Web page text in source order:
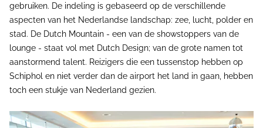
gebruiken. De indeling is gebaseerd op de verschillende
aspecten van het Nederlandse landschap: zee, lucht, polder en
stad. De Dutch Mountain - een van de showstoppers van de
lounge - staat vol met Dutch Design; van de grote namen tot
aanstormend talent. Reizigers die een tussenstop hebben op
Schiphol en niet verder dan de airport het land in gaan, hebben
toch een stukje van Nederland gezien.